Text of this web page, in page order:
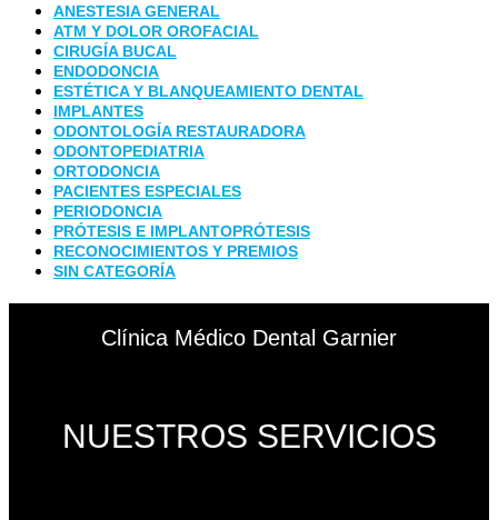
ANESTESIA GENERAL
ATM Y DOLOR OROFACIAL
CIRUGÍA BUCAL
ENDODONCIA
ESTÉTICA Y BLANQUEAMIENTO DENTAL
IMPLANTES
ODONTOLOGÍA RESTAURADORA
ODONTOPEDIATRIA
ORTODONCIA
PACIENTES ESPECIALES
PERIODONCIA
PRÓTESIS E IMPLANTOPRÓTESIS
RECONOCIMIENTOS Y PREMIOS
SIN CATEGORÍA
Clínica Médico Dental Garnier
NUESTROS SERVICIOS